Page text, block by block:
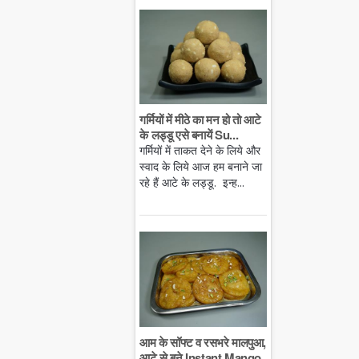
गर्मियों में मीठे का मन हो तो आटे
के लड्डू एसे बनायें Su...
गर्मियों में ताकत देने के लिये और
स्वाद के लिये आज हम बनाने जा
रहे हैं आटे के लड्डू. इन्ह...
आम के सॉफ्ट व रसभरे मालपुआ,